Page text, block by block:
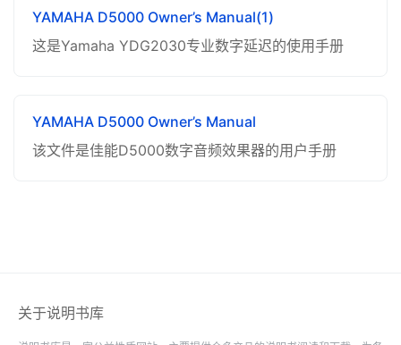
YAMAHA D5000 Owner’s Manual(1)
这是Yamaha YDG2030专业数字延迟的使用手册
YAMAHA D5000 Owner’s Manual
该文件是佳能D5000数字音频效果器的用户手册
关于说明书库